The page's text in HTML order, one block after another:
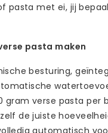
pasta met ei, jij
pasta maken
besturing,
gram verse pasta per
de juiste
automatisch